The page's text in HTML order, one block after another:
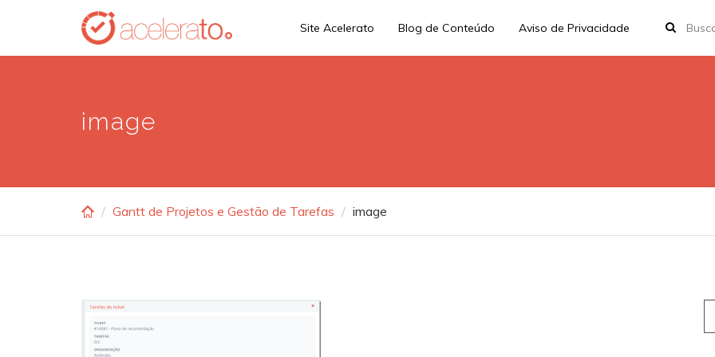
main
Site Acelerato Blog de Conteúdo Aviso de Privacidade
image
Gantt de Projetos e Gestão de Tarefas image